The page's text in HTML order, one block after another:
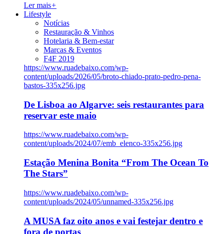
Ler mais+
Lifestyle
Notícias
Restauração & Vinhos
Hotelaria & Bem-estar
Marcas & Eventos
F4F 2019
https://www.ruadebaixo.com/wp-
content/uploads/2026/05/broto-chiado-prato-pedro-pena-
bastos-335x256.jpg
De Lisboa ao Algarve: seis restaurantes para
reservar este maio
https://www.ruadebaixo.com/wp-
content/uploads/2024/07/emb_elenco-335x256.jpg
Estação Menina Bonita “From The Ocean To
The Stars”
https://www.ruadebaixo.com/wp-
content/uploads/2024/05/unnamed-335x256.jpg
A MUSA faz oito anos e vai festejar dentro e
fora de portas